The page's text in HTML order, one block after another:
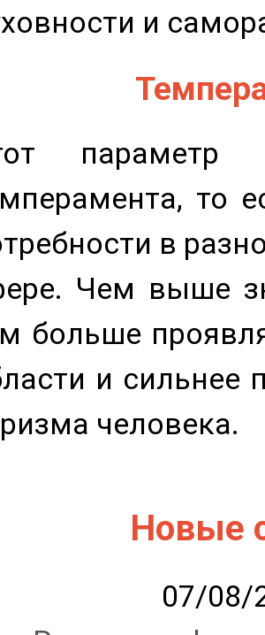
и
параметр
то
в
Чем выше
больше
и сильнее
человека.
Новые
07/08/